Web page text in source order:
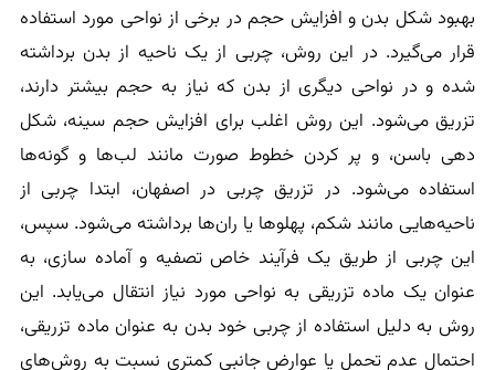
بهبود شکل بدن و افزایش حجم در برخی از نواحی مورد استفاده
قرار می‌گیرد. در این روش، چربی از یک ناحیه از بدن برداشته
شده و در نواحی دیگری از بدن که نیاز به حجم بیشتر دارند،
تزریق می‌شود. این روش اغلب برای افزایش حجم سینه، شکل
دهی باسن، و پر کردن خطوط صورت مانند لب‌ها و گونه‌ها
استفاده می‌شود. در تزریق چربی در اصفهان، ابتدا چربی از
ناحیه‌هایی مانند شکم، پهلوها یا ران‌ها برداشته می‌شود. سپس،
این چربی از طریق یک فرآیند خاص تصفیه و آماده سازی، به
عنوان یک ماده تزریقی به نواحی مورد نیاز انتقال می‌یابد. این
روش به دلیل استفاده از چربی خود بدن به عنوان ماده تزریقی،
احتمال عدم تحمل یا عوارض جانبی کمتری نسبت به روش‌های